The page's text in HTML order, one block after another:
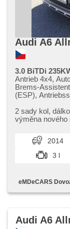
Audi A6
3.0 BiTDi
Antrieb 4x4,
Brems-
(ESP),
automatisch im
Zonen
Zeitvorwärmer,
Schaltflutlicht,
V',
startování,
einstellbar,
El.
Klappspiegel,
2 sady kol,​
výměna nového
2014
3 l
eMDeCARS
Audi A6